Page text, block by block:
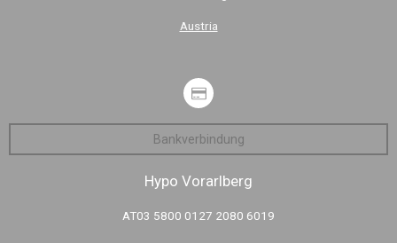
Austria
Bankverbindung
Hypo Vorarlberg
AT03 5800 0127 2080 6019